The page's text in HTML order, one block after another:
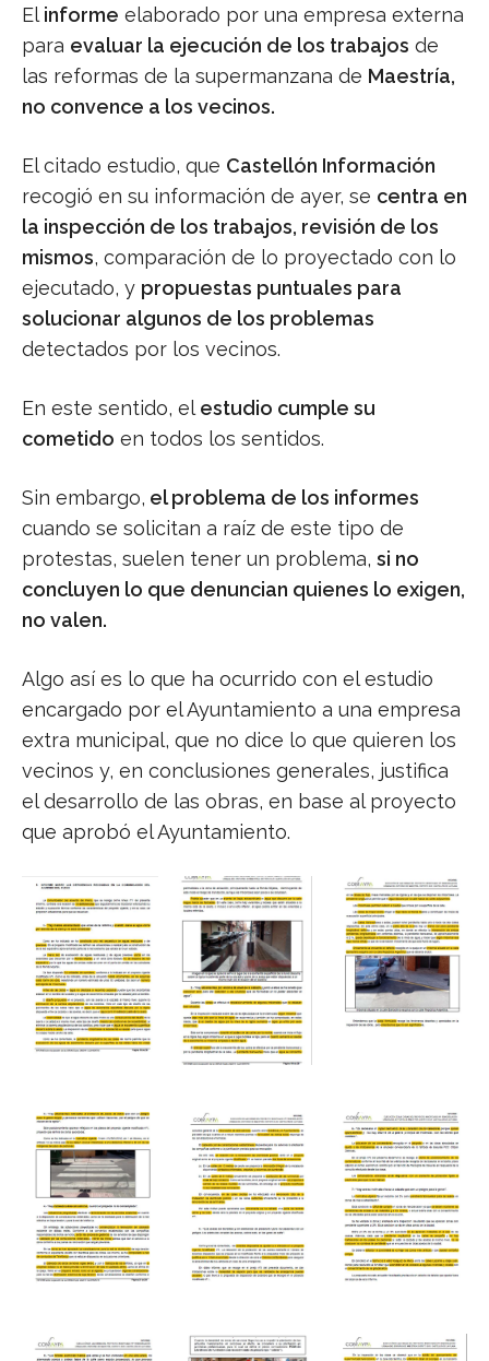
Elinforme elaborado por una empresa externa
para evaluar la ejecución de los trabajos de
las reformas de la supermanzana de Maestría,
no convence a los vecinos.
El citado estudio, que Castellón Información
recogió en su información de ayer, se centra en
la inspección de los trabajos, revisión de los
mismos, comparación de lo proyectado con lo
ejecutado, y propuestas puntuales para
solucionar algunos de los problemas
detectados por los vecinos.
En este sentido, elestudio cumple su
cometido en todos los sentidos.
Sin embargo, el problema de los informes
cuando se solicitan a raíz de este tipo de
protestas, suelen tener un problema, si no
concluyen lo que denuncian quienes lo exigen,
no valen.
Algo así es lo que ha ocurrido con el estudio
encargado por el Ayuntamiento a una empresa
extra municipal, que no dice lo que quieren los
vecinos y, en conclusiones generales, justifica
el desarrollo de las obras, en base al proyecto
que aprobó el Ayuntamiento.